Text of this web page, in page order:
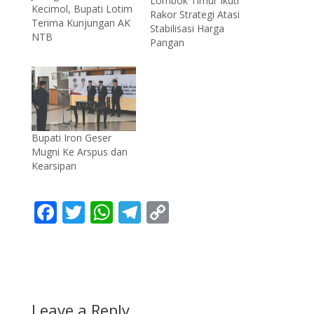
Kecimol, Bupati Lotim
Terima Kunjungan AK
NTB
Rakor Strategi Atasi
Stabilisasi Harga
Pangan
Bupati Iron Geser
Mugni Ke Arspus dan
Kearsipan
F
o
T W
A
T C